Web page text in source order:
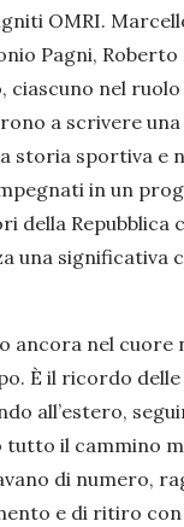
OMRI.
Pagni, Roberto
ciascuno nel
a scrivere una
storia sportiva e
in un
della Repubblica
una significativa
ancora nel cuore
È il ricordo delle
all’estero,
tutto il cammino
di numero,
e di ritiro